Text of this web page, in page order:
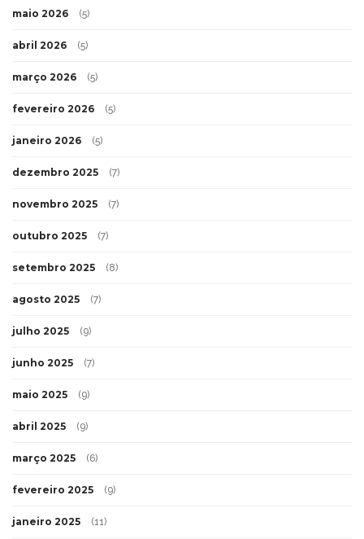
maio 2026 (5)
abril 2026 (5)
março 2026 (5)
fevereiro 2026 (5)
janeiro 2026 (5)
dezembro 2025 (7)
novembro 2025 (7)
outubro 2025 (7)
setembro 2025 (8)
agosto 2025 (7)
julho 2025 (9)
junho 2025 (7)
maio 2025 (9)
abril 2025 (9)
março 2025 (6)
fevereiro 2025 (9)
janeiro 2025 (11)